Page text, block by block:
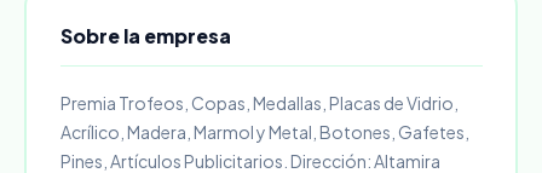
Sobre la empresa
Premia Trofeos, Copas, Medallas, Placas de Vidrio,
Acrílico, Madera, Marmol y Metal, Botones, Gafetes,
Pines, Artículos Publicitarios. Dirección: Altamira